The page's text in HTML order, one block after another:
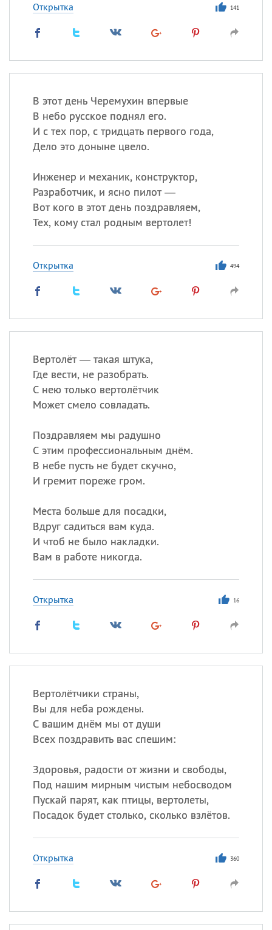
Открытка 141
В этот день Черемухин впервые
В небо русское поднял его.
И с тех пор, с тридцать первого года,
Дело это доныне цвело.
Инженер и механик, конструктор,
Разработчик, и ясно пилот —
Вот кого в этот день поздравляем,
Тех, кому стал родным вертолет!
Открытка 494
Вертолёт — такая штука,
Где вести, не разобрать.
С нею только вертолётчик
Может смело совладать.
Поздравляем мы радушно
С этим профессиональным днём.
В небе пусть не будет скучно,
И гремит пореже гром.
Места больше для посадки,
Вдруг садиться вам куда.
И чтоб не было накладки.
Вам в работе никогда.
Открытка 16
Вертолётчики страны,
Вы для неба рождены.
С вашим днём мы от души
Всех поздравить вас спешим:
Здоровья, радости от жизни и свободы,
Под нашим мирным чистым небосводом
Пускай парят, как птицы, вертолеты,
Посадок будет столько, сколько взлётов.
Открытка 360